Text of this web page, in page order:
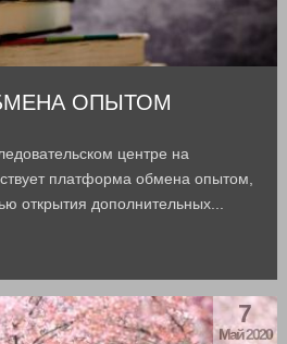
ОПЫТОМ
центре на
платформа обмена опытом,
открытия дополнительных...
7
Май 2020